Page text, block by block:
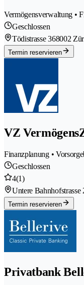
Vermögensverwaltung •
Geschlossen
Tödistrasse 368002
Termin reservieren
VZ
Finanzplanung •
Geschlossen
4(1)
Untere Bahnhofstrasse
Termin reservieren
Privatbank